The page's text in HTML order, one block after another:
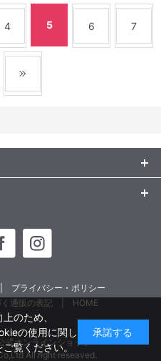
4 5 6 7
プライバシー・ポリシー
通販の表記
HOME
オンラインショップ
All right reseaved.
のため、
の使用に関し
ご覧ください。
承諾する